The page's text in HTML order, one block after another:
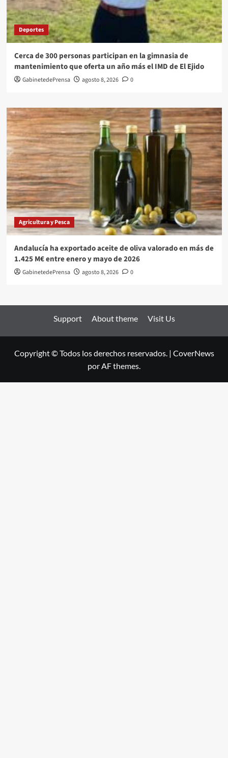
Deportes
Cerca de 300 personas participan en la gimnasia de
mantenimiento que oferta un año más el IMD de El Ejido
GabinetedePrensa agosto 8, 2026 0
Agricultura y Pesca
Andalucía ha exportado aceite de oliva valorado en más de
1.425 M€ entre enero y mayo de 2026
GabinetedePrensa agosto 8, 2026 0
Support About theme Visit Us
Copyright © Todos los derechos reservados. | CoverNews
por AF themes.